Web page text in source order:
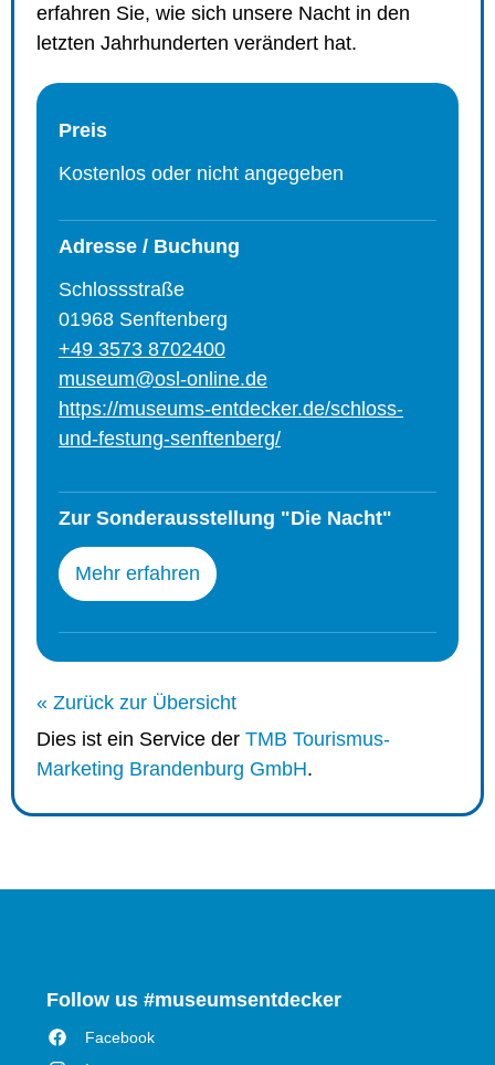
erfahren Sie, wie sich unsere Nacht in den
letzten Jahrhunderten verändert hat.
Preis
Kostenlos oder nicht angegeben
Adresse / Buchung
Schlossstraße
01968 Senftenberg
+49 3573 8702400
museum@osl-online.de
https://museums-entdecker.de/schloss-
und-festung-senftenberg/
Zur Sonderausstellung "Die Nacht"
Mehr erfahren
« Zurück zur Übersicht
Dies ist ein Service der TMB Tourismus-
Marketing Brandenburg GmbH.
Follow us #museumsentdecker
Facebook